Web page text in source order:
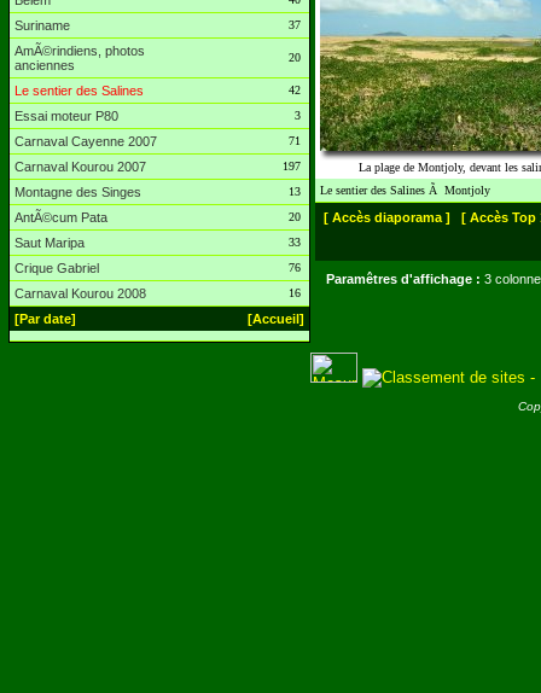
Suriname 37
AmÃ©rindiens, photos
anciennes
20
Le sentier des Salines 42
Essai moteur P80 3
Carnaval Cayenne 2007 71
Carnaval Kourou 2007 197
Montagne des Singes 13
AntÃ©cum Pata 20
Saut Maripa 33
Crique Gabriel 76
Carnaval Kourou 2008 16
[Par date] [Accueil]
La plage de Montjoly, devant les
Le sentier des Salines Ã Montjoly
[ Accès diaporama ] [ Accès Top
Paramêtres d'affichage : 3